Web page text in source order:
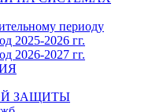
периоду
2025-2026 гг.
2026-2027 гг.
ЗАЩИТЫ